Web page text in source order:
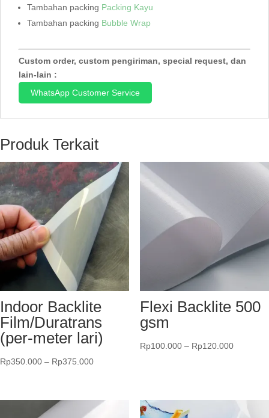
Tambahan packing Packing Kayu
Tambahan packing Bubble Wrap
Custom order, custom pengiriman, special request, dan
lain-lain :
WhatsApp Customer Service
Produk Terkait
Indoor Backlite
Film/Duratrans
(per-meter lari)
Rp350.000 – Rp375.000Rentang
hingga
Flexi Backlite 500
gsm
Rp100.000 – Rp120.000Rentang